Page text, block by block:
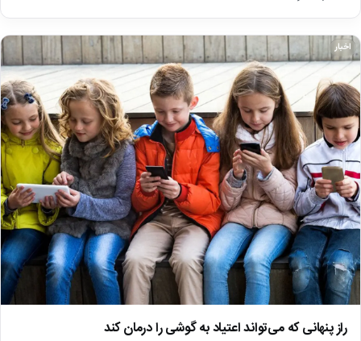
اخبار
راز پنهانی که می‌تواند اعتیاد به گوشی را درمان کند